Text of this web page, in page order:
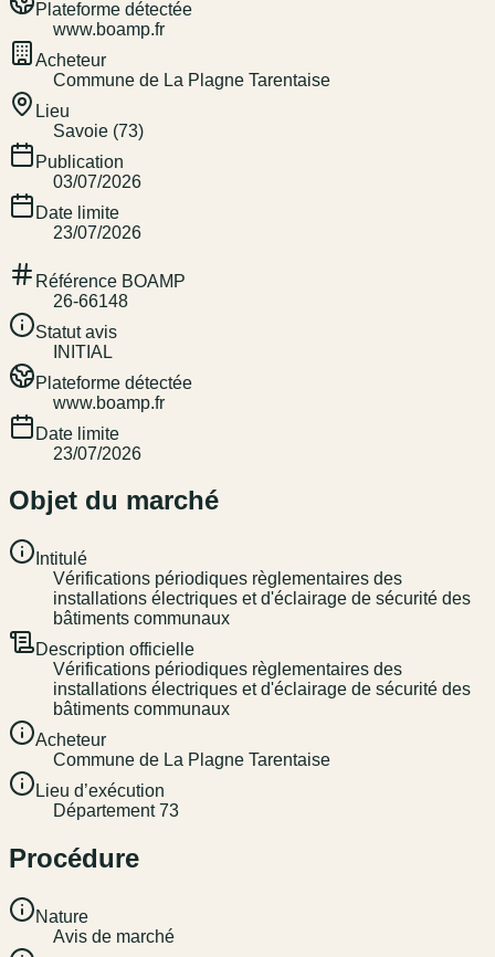
Plateforme détectée
www.boamp.fr
Acheteur
Commune de La Plagne Tarentaise
Lieu
Savoie (73)
Publication
03/07/2026
Date limite
23/07/2026
Référence BOAMP
26-66148
Statut avis
INITIAL
Plateforme détectée
www.boamp.fr
Date limite
23/07/2026
Objet du marché
Intitulé
Vérifications périodiques règlementaires des
installations électriques et d'éclairage de sécurité des
bâtiments communaux
Description officielle
Vérifications périodiques règlementaires des
installations électriques et d'éclairage de sécurité des
bâtiments communaux
Acheteur
Commune de La Plagne Tarentaise
Lieu d’exécution
Département 73
Procédure
Nature
Avis de marché